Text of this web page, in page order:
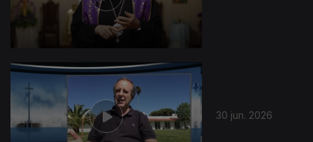
30 jun. 2026